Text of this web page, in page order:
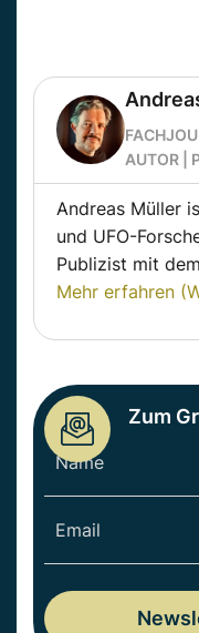
AUTOR |
Andreas Müller
und UFO-
Publizist mit
Mehr erfahren
Zum